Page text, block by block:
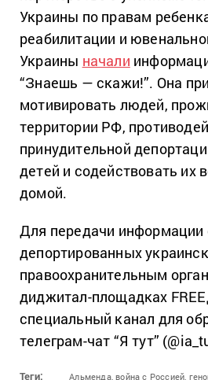
Украины по правам
реабилитации и
Украины начали
“Знаешь — скажи!”. Она
мотивировать людей,
территории РФ,
принудительной
детей и содействовать их
домой.
Для передачи информации
депортированных
правоохранительным
диджитал-площадках
специальный канал для
телеграм-чат “Я тут”
Теги: Альменда, война с Россией,